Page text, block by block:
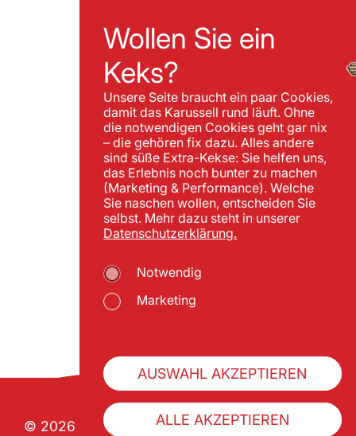
Wollen Sie ein
Keks?
Unsere Seite braucht ein paar Cookies,
damit das Karussell rund läuft. Ohne
die notwendigen Cookies geht gar nix
– die gehören fix dazu. Alles andere
sind süße Extra-Kekse: Sie helfen uns,
das Erlebnis noch bunter zu machen
(Marketing & Performance). Welche
Sie naschen wollen, entscheiden Sie
selbst. Mehr dazu steht in unserer
Datenschutzerklärung.
Notwendig
Marketing
AUSWAHL AKZEPTIEREN
ALLE AKZEPTIEREN
© 2026 Wiener Praterverband